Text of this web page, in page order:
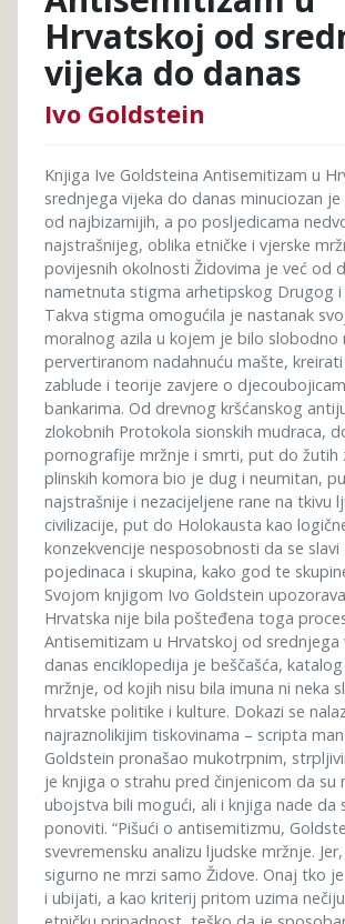
Hrvatskoj od
vijeka do danas
Ivo Goldstein
Knjiga Ive Goldsteina Antisemitizam u
srednjega vijeka do danas minuciozan
od najbizarnijih, a po posljedicama
najstrašnijeg, oblika etničke i vjerske
povijesnih okolnosti Židovima je već od
nametnuta stigma arhetipskog Drugog i
Takva stigma omogućila je nastanak
moralnog azila u kojem je bilo slobodno
pervertiranom nadahnuću mašte,
zablude i teorije zavjere o
bankarima. Od drevnog kršćanskog
zlokobnih Protokola sionskih mudraca,
pornografije mržnje i smrti, put do žutih
plinskih komora bio je dug i neumitan,
najstrašnije i nezacijeljene rane na tkivu
civilizacije, put do Holokausta kao
konzekvencije nesposobnosti da se
pojedinaca i skupina, kako god te
Svojom knjigom Ivo Goldstein
Hrvatska nije bila pošteđena toga
Antisemitizam u Hrvatskoj od srednjega
danas enciklopedija je beščašća,
mržnje, od kojih nisu bila imuna ni neka
hrvatske politike i kulture. Dokazi se
najraznolikijim tiskovinama – scripta
Goldstein pronašao mukotrpnim,
je knjiga o strahu pred činjenicom da su
ubojstva bili mogući, ali i knjiga nade da
ponoviti. “Pišući o antisemitizmu,
svevremensku analizu ljudske mržnje.
sigurno ne mrzi samo Židove. Onaj tko
i ubijati, a kao kriterij pritom uzima